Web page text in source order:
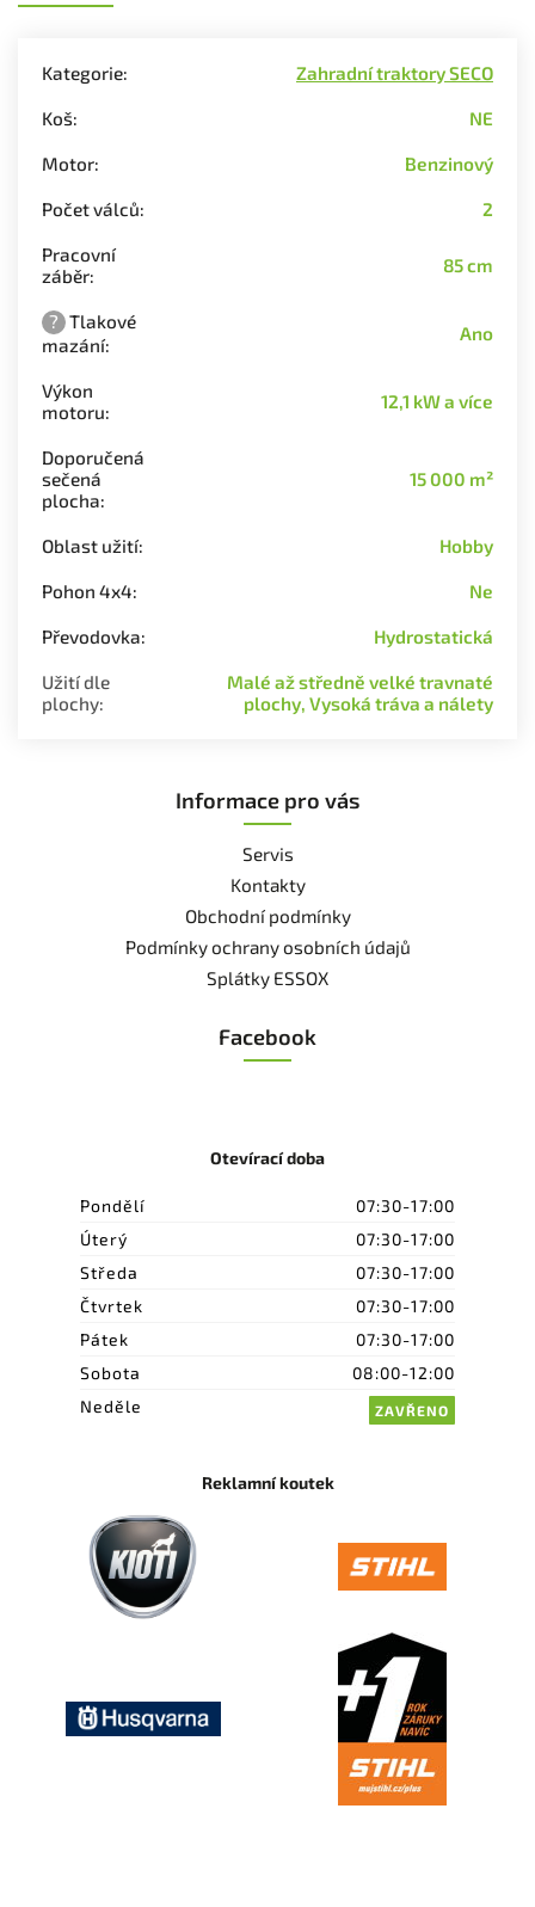
Kategorie: Zahradní traktory SECO
Koš: NE
Motor: Benzinový
Počet válců: 2
Pracovní
záběr: 85 cm
? Tlakové
mazání:
Ano
Výkon
motoru: 12,1 kW a více
Doporučená
sečená
plocha:
15 000 m²
Oblast užití: Hobby
Pohon 4x4: Ne
Převodovka: Hydrostatická
Užití dle
plochy:
Malé až středně velké travnaté
plochy, Vysoká tráva a nálety
Informace pro vás
Servis
Kontakty
Obchodní podmínky
Podmínky ochrany osobních údajů
Splátky ESSOX
Facebook
Otevírací doba
Pondělí
07:30-17:00
Úterý
07:30-17:00
Středa
07:30-17:00
Čtvrtek
07:30-17:00
Pátek
07:30-17:00
Sobota
08:00-12:00
Neděle
ZAVŘENO
Reklamní koutek